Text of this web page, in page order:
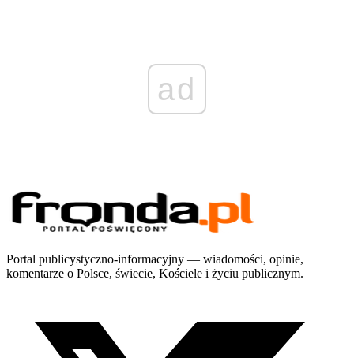
ad
Portal publicystyczno-informacyjny — wiadomości, opinie,
komentarze o Polsce, świecie, Kościele i życiu publicznym.